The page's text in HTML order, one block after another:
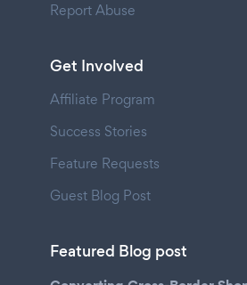
Report Abuse
Get Involved
Affiliate Program
Success Stories
Feature Requests
Guest Blog Post
Featured Blog post